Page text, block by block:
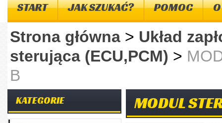
START JAK SZUKAĆ? POMOC
Strona główna > Układ
sterująca (ECU,PCM) >
B
KATEGORIE MODUL